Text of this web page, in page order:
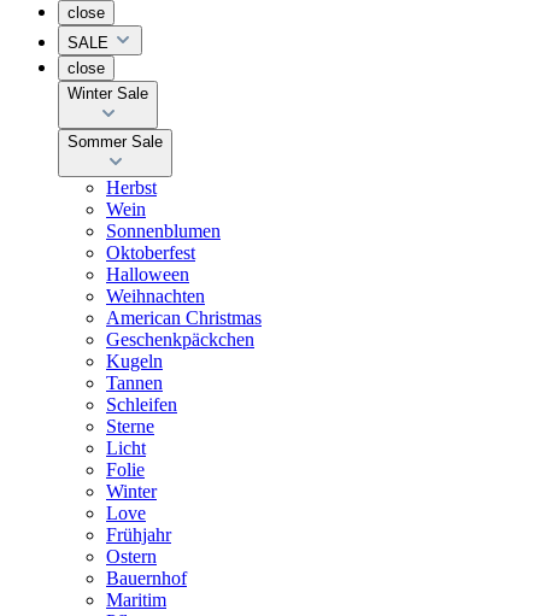
close
SALE
close
Winter Sale
Sommer Sale
Herbst
Wein
Sonnenblumen
Oktoberfest
Halloween
Weihnachten
American Christmas
Geschenkpäckchen
Kugeln
Tannen
Schleifen
Sterne
Licht
Folie
Winter
Love
Frühjahr
Ostern
Bauernhof
Maritim